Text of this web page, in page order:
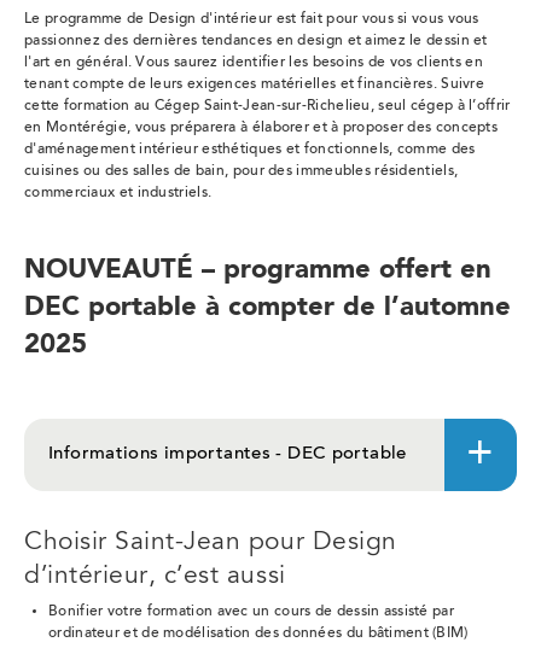
Le programme de Design d'intérieur est fait pour vous si vous vous
passionnez des dernières tendances en design et aimez le dessin et
l'art en général. Vous saurez identifier les besoins de vos clients en
tenant compte de leurs exigences matérielles et financières. Suivre
cette formation au Cégep Saint-Jean-sur-Richelieu, seul cégep à l’offrir
en Montérégie, vous préparera à élaborer et à proposer des concepts
d'aménagement intérieur esthétiques et fonctionnels, comme des
cuisines ou des salles de bain, pour des immeubles résidentiels,
commerciaux et industriels.
NOUVEAUTÉ – programme offert en
DEC portable à compter de l’automne
2025
Informations importantes - DEC portable
Choisir Saint-Jean pour Design
d’intérieur, c’est aussi
Bonifier votre formation avec un cours de dessin assisté par
ordinateur et de modélisation des données du bâtiment (BIM)